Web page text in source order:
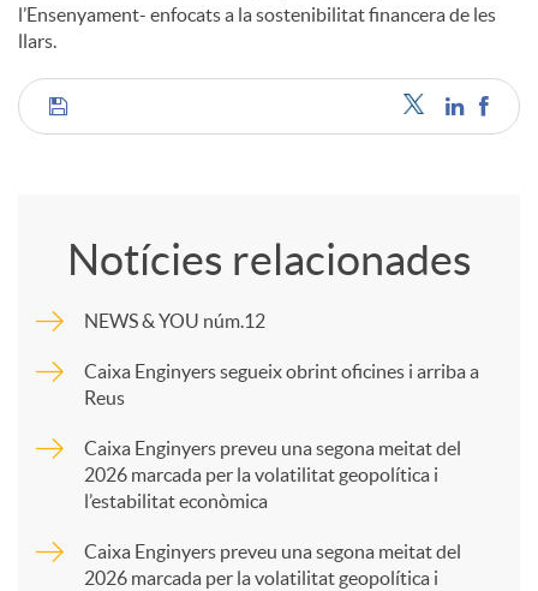
l’Ensenyament- enfocats a la sostenibilitat financera de les
llars.
C
p
a
Notícies relacionades
NEWS & YOU núm.12
Caixa Enginyers segueix obrint oficines i arriba a
Reus
Caixa Enginyers preveu una segona meitat del
2026 marcada per la volatilitat geopolítica i
l’estabilitat econòmica
Caixa Enginyers preveu una segona meitat del
2026 marcada per la volatilitat geopolítica i